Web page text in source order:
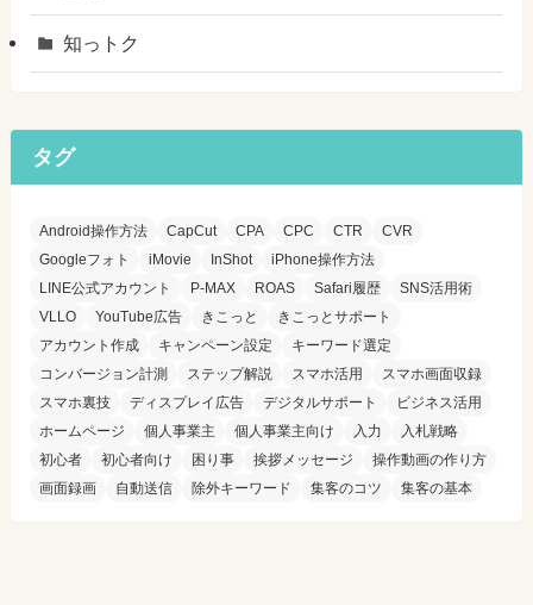
知っトク
タグ
Android操作方法 CapCut CPA CPC CTR
CVR
Googleフォト
iMovie InShot
iPhone操作方法
LINE公式アカウント
P-MAX ROAS Safari履歴
SNS活用術
VLLO
YouTube広告 きこっと
きこっとサポート
アカウント作成
キャンペーン設定
キーワード選定
コンバージョン計測
ステップ解説 スマホ活用
スマホ画面収録
スマホ裏技
ディスプレイ広告 デジタルサポート
ビジネス活用
ホームページ
個人事業主 個人事業主向け 入力
入札戦略
初心者
初心者向け 困り事 挨拶メッセージ
操作動画の作り方
画面録画
自動送信 除外キーワード 集客のコツ 集客の基本